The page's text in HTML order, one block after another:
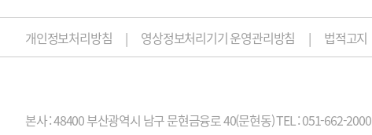
개인정보처리방침 영상정보처리기기 운영관리방침 법적고지
본사 : 48400 부산광역시 남구 문현금융로 40(문현동)TEL : 051-662-2000